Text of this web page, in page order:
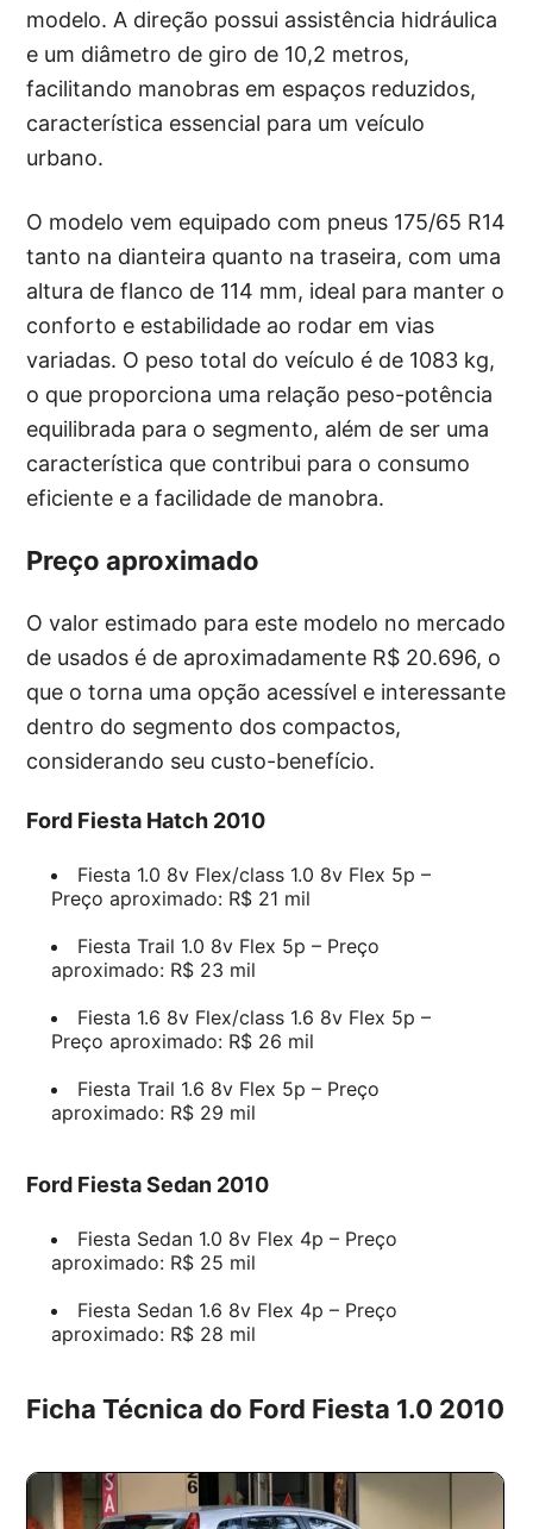
modelo. A direção possui assistência hidráulica
e um diâmetro de giro de 10,2 metros,
facilitando manobras em espaços reduzidos,
característica essencial para um veículo
urbano.
O modelo vem equipado com pneus 175/65 R14
tanto na dianteira quanto na traseira, com uma
altura de flanco de 114 mm, ideal para manter o
conforto e estabilidade ao rodar em vias
variadas. O peso total do veículo é de 1083 kg,
o que proporciona uma relação peso-potência
equilibrada para o segmento, além de ser uma
característica que contribui para o consumo
eficiente e a facilidade de manobra.
Preço aproximado
O valor estimado para este modelo no mercado
de usados é de aproximadamente R$ 20.696, o
que o torna uma opção acessível e interessante
dentro do segmento dos compactos,
considerando seu custo-benefício.
Ford Fiesta Hatch 2010
Fiesta 1.0 8v Flex/class 1.0 8v Flex 5p –
Preço aproximado: R$ 21 mil
Fiesta Trail 1.0 8v Flex 5p – Preço
aproximado: R$ 23 mil
Fiesta 1.6 8v Flex/class 1.6 8v Flex 5p –
Preço aproximado: R$ 26 mil
Fiesta Trail 1.6 8v Flex 5p – Preço
aproximado: R$ 29 mil
Ford Fiesta Sedan 2010
Fiesta Sedan 1.0 8v Flex 4p – Preço
aproximado: R$ 25 mil
Fiesta Sedan 1.6 8v Flex 4p – Preço
aproximado: R$ 28 mil
Ficha Técnica do Ford Fiesta 1.0 2010